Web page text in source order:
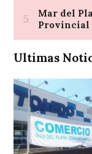
Ultimas